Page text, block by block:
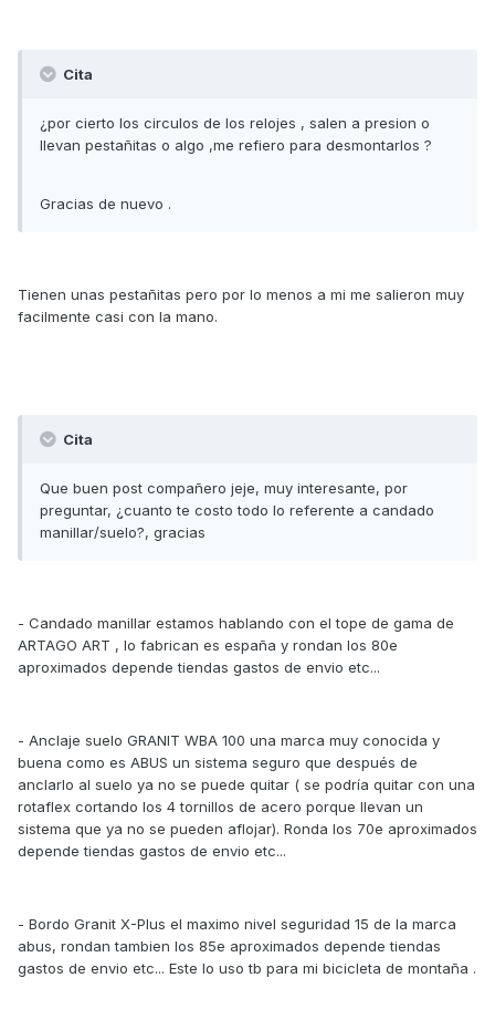
Cita
¿por cierto los circulos de los relojes , salen a presion o
llevan pestañitas o algo ,me refiero para desmontarlos ?
Gracias de nuevo .
Tienen unas pestañitas pero por lo menos a mi me salieron muy
facilmente casi con la mano.
Cita
Que buen post compañero jeje, muy interesante, por
preguntar, ¿cuanto te costo todo lo referente a candado
manillar/suelo?, gracias
- Candado manillar estamos hablando con el tope de gama de
ARTAGO ART , lo fabrican es españa y rondan los 80e
aproximados depende tiendas gastos de envio etc...
- Anclaje suelo GRANIT WBA 100 una marca muy conocida y
buena como es ABUS un sistema seguro que después de
anclarlo al suelo ya no se puede quitar ( se podría quitar con una
rotaflex cortando los 4 tornillos de acero porque llevan un
sistema que ya no se pueden aflojar). Ronda los 70e aproximados
depende tiendas gastos de envio etc...
- Bordo Granit X-Plus el maximo nivel seguridad 15 de la marca
abus, rondan tambien los 85e aproximados depende tiendas
gastos de envio etc... Este lo uso tb para mi bicicleta de montaña .